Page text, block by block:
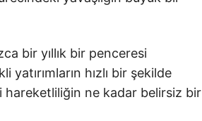
bir yıllık bir penceresi
hızlı bir şekilde
hareketliliğin ne kadar belirsiz bir